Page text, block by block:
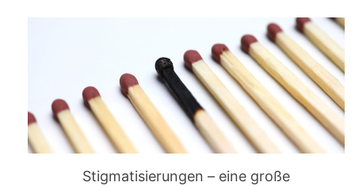
Stigmatisierungen – eine große